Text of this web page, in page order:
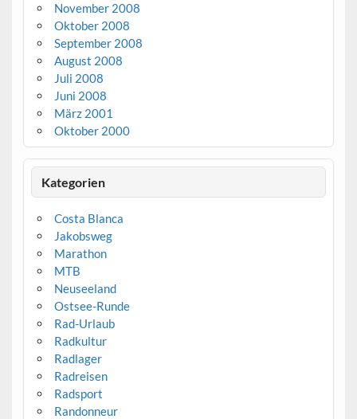
November 2008
Oktober 2008
September 2008
August 2008
Juli 2008
Juni 2008
März 2001
Oktober 2000
Kategorien
Costa Blanca
Jakobsweg
Marathon
MTB
Neuseeland
Ostsee-Runde
Rad-Urlaub
Radkultur
Radlager
Radreisen
Radsport
Randonneur